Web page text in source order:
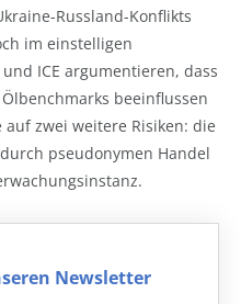
Russland-Konflikts
im einstelligen
ICE argumentieren, dass
beeinflussen
zwei weitere Risiken: die
pseudonymen Handel
Newsletter